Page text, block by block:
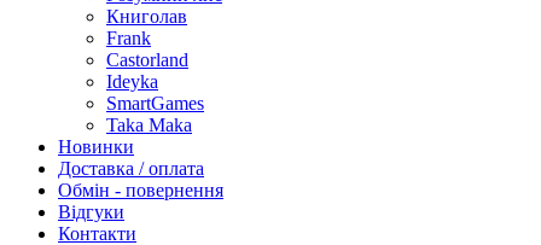
Книголав
Frank
Castorland
Ideyka
SmartGames
Taka Maka
Новинки
Доставка / оплата
Обмін - повернення
Відгуки
Контакти